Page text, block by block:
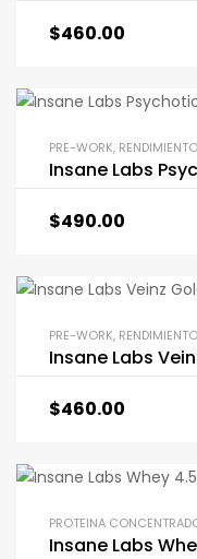
$460.00
PRE-WORK, RENDIMIENTO
Insane Labs
$490.00
PRE-WORK, RENDIMIENTO
Insane Labs
$460.00
PROTEINA
Insane Labs